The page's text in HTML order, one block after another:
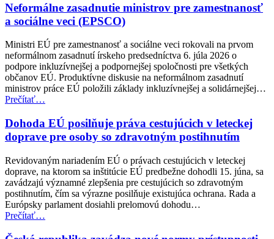
Neformálne zasadnutie ministrov pre zamestnanosť
a sociálne veci (EPSCO)
Ministri EÚ pre zamestnanosť a sociálne veci rokovali na prvom
neformálnom zasadnutí írskeho predsedníctva 6. júla 2026 o
podpore inkluzívnejšej a podpornejšej spoločnosti pre všetkých
občanov EÚ. Produktívne diskusie na neformálnom zasadnutí
ministrov práce EÚ položili základy inkluzívnejšej a solidárnejšej…
Prečítať“Neformálne
ministrov
pre
zamestnanosť
sociálne
veci
(EPSCO)”
…
Dohoda EÚ posilňuje práva cestujúcich v leteckej
doprave pre osoby so zdravotným postihnutím
Revidovaným nariadením EÚ o právach cestujúcich v leteckej
doprave, na ktorom sa inštitúcie EÚ predbežne dohodli 15. júna, sa
zavádzajú významné zlepšenia pre cestujúcich so zdravotným
postihnutím, čím sa výrazne posilňuje existujúca ochrana. Rada a
Európsky parlament dosiahli prelomovú dohodu…
Prečítať“Dohoda
posilňuje
…